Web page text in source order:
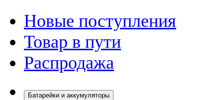
Новые поступления
Товар в пути
Распродажа
Батарейки и аккумуляторы